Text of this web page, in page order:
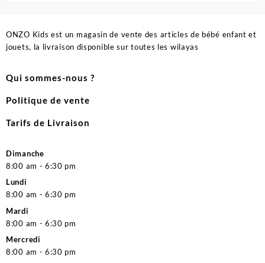
ONZO Kids est un magasin de vente des articles de bébé enfant et
jouets, la livraison disponible sur toutes les wilayas
Qui sommes-nous ?
Politique de vente
Tarifs de Livraison
Dimanche
8:00 am - 6:30 pm
Lundi
8:00 am - 6:30 pm
Mardi
8:00 am - 6:30 pm
Mercredi
8:00 am - 6:30 pm